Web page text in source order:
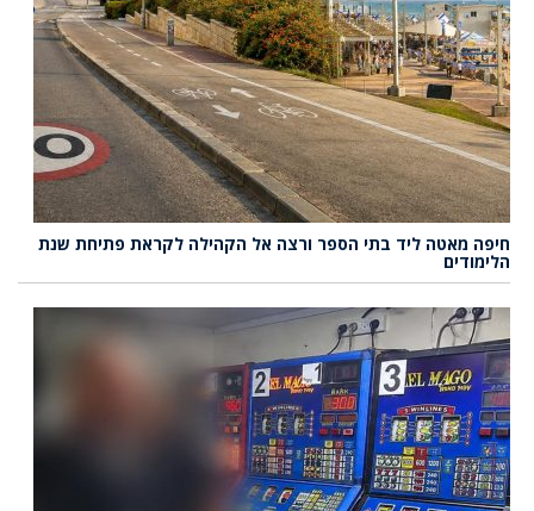
חיפה מאטה ליד בתי הספר ורצה אל הקהילה לקראת פתיחת שנת
הלימודים